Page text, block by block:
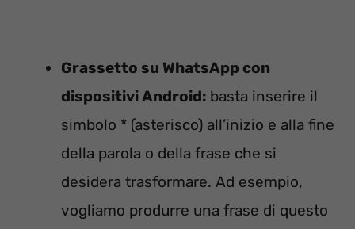
Grassetto su WhatsApp con
dispositivi Android: basta inserire il
simbolo * (asterisco) all’inizio e alla fine
della parola o della frase che si
desidera trasformare. Ad esempio,
vogliamo produrre una frase di questo